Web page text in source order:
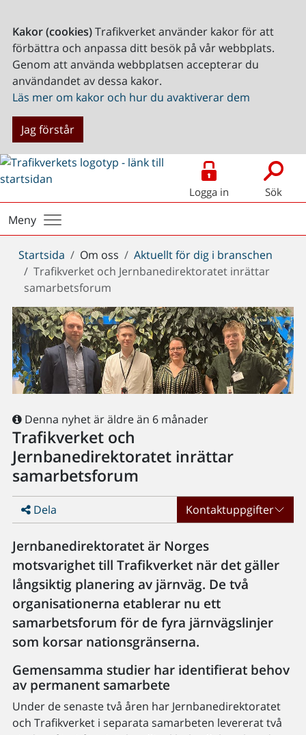
Kakor (cookies)Trafikverket använder kakor för att
förbättra och anpassa ditt besök på vår webbplats.
Genom att använda webbplatsen accepterar du
användandet av dessa kakor.
Läs mer om kakor och hur du avaktiverar dem
Jag förstår
Logga in Sök
Meny
Du
är
här:
Startsida Om oss
Aktuellt för dig i branschen
Trafikverket och Jernbanedirektoratet inrättar
samarbetsforum
Denna nyhet är äldre än 6 månader
Trafikverket och
Jernbanedirektoratet inrättar
samarbetsforum
Dela Kontaktuppgifter
Jernbanedirektoratet är Norges
motsvarighet till Trafikverket när det gäller
långsiktig planering av järnväg. De två
organisationerna etablerar nu ett
samarbetsforum för de fyra järnvägslinjer
som korsar nationsgränserna.
Gemensamma studier har identifierat behov
av permanent samarbete
Under de senaste två åren har Jernbanedirektoratet
och Trafikverket i separata samarbeten levererat två